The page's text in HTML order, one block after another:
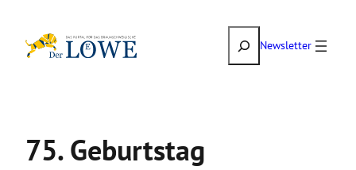
Inhalt
SuchenNewsletter
75. Geburtstag